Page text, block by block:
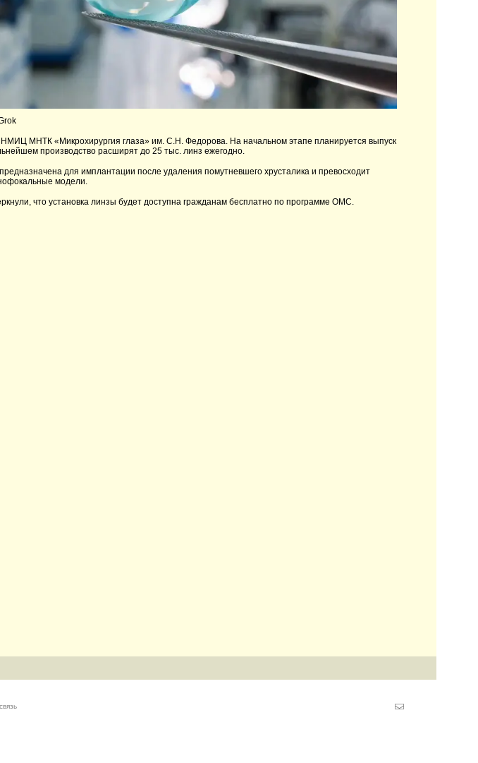
МНТК «Микрохирургия глаза» им. С.Н. Федорова. На начальном этапе планируется выпуск
производство расширят до 25 тыс. линз ежегодно.
для имплантации после удаления помутневшего хрусталика и превосходит
модели.
что установка линзы будет доступна гражданам бесплатно по программе ОМС.